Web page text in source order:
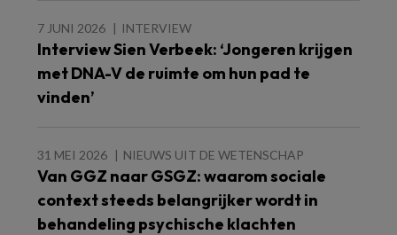
7 JUNI 2026 INTERVIEW
Interview Sien Verbeek: ‘Jongeren krijgen
met DNA-V de ruimte om hun pad te
vinden’
31 MEI 2026 NIEUWS UIT DE WETENSCHAP
Van GGZ naar GSGZ: waarom sociale
context steeds belangrijker wordt in
behandeling psychische klachten